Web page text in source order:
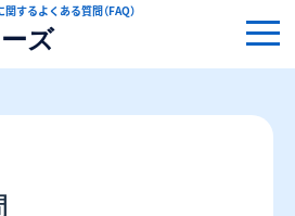
ズ
するよくある質問（FAQ）